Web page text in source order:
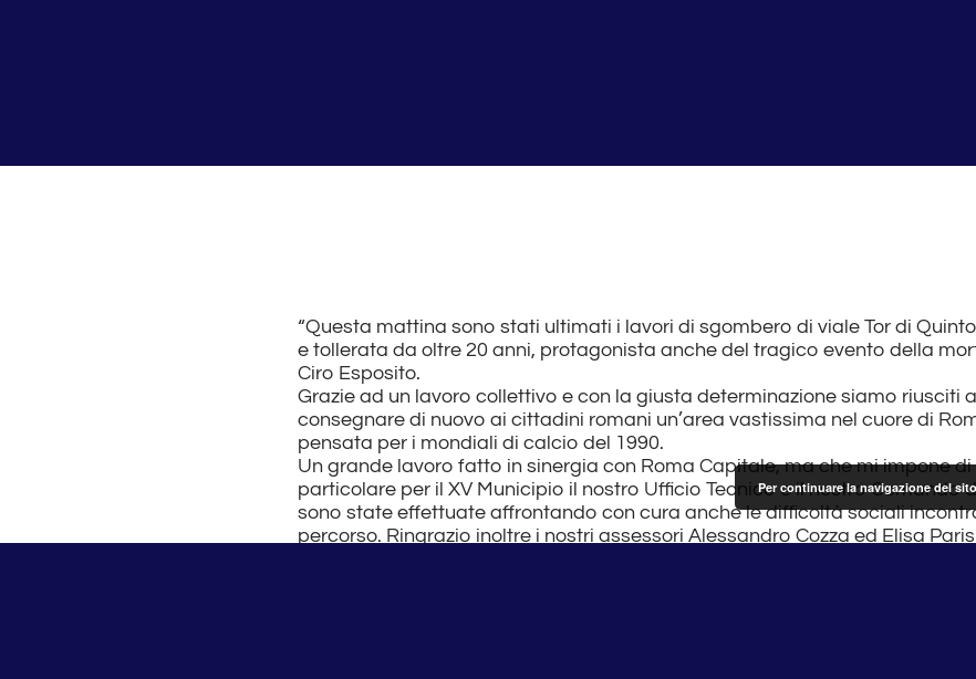
“Questa mattina sono stati ultimati i lavori di sgombero di viale Tor di
e tollerata da oltre 20 anni, protagonista anche del tragico evento della
Ciro Esposito.
Grazie ad un lavoro collettivo e con la giusta determinazione siamo riusciti
consegnare di nuovo ai cittadini romani un’area vastissima nel cuore di
pensata per i mondiali di calcio del 1990.
Un grande lavoro fatto in sinergia con Roma Capitale, ma che mi impone
particolare per il XV Municipio il nostro Ufficio Tecnico e il nostro Comando
sono state effettuate affrontando con cura anche le difficoltà sociali
percorso. Ringrazio inoltre i nostri assessori Alessandro Cozza ed Elisa
Per continuare la navigazione del